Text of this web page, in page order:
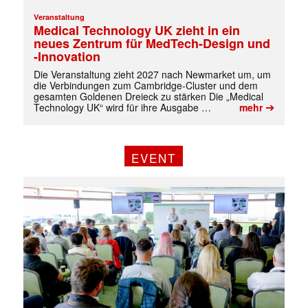
Veranstaltung
Medical Technology UK zieht in ein
neues Zentrum für MedTech-Design und
-Innovation
Die Veranstaltung zieht 2027 nach Newmarket um, um
die Verbindungen zum Cambridge-Cluster und dem
gesamten Goldenen Dreieck zu stärken Die „Medical
Technology UK“ wird für ihre Ausgabe …
mehr➔
EVENT